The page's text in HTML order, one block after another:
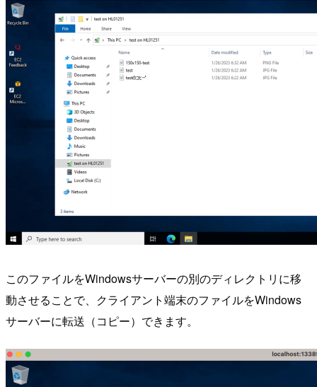
このファイルをWindowsサーバーの別のディレクトリに移
動させることで、クライアント端末のファイルをWindows
サーバーに転送（コピー）できます。